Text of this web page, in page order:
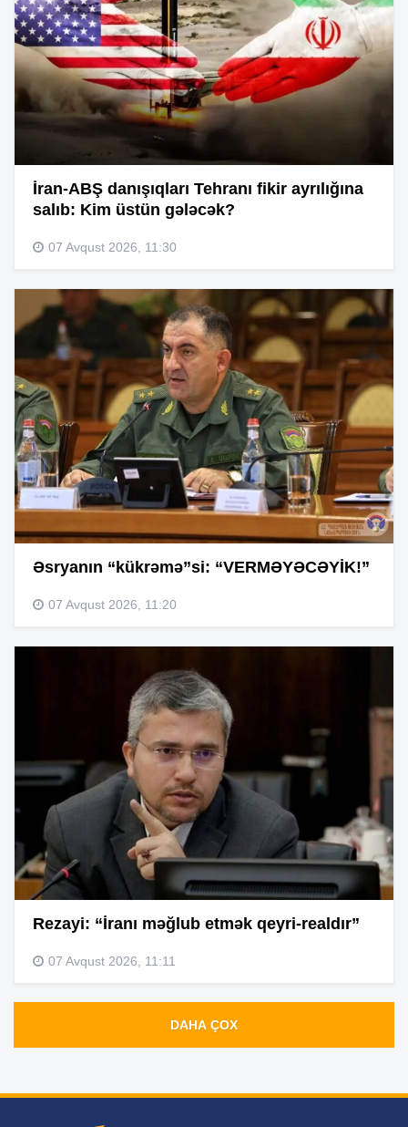
İran-ABŞ danışıqları Tehranı fikir ayrılığına
salıb: Kim üstün gələcək?
07 Avqust 2026, 11:30
Əsryanın “kükrəmə”si: “VERMƏYƏCƏYİK!”
07 Avqust 2026, 11:20
Rezayi: “İranı məğlub etmək qeyri-realdır”
07 Avqust 2026, 11:11
DAHA ÇOX